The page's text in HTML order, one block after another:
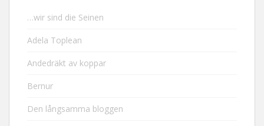
…wir sind die Seinen
Adela Toplean
Andedräkt av koppar
Bernur
Den långsamma bloggen